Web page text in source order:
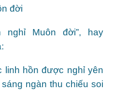
đời
nghỉ Muôn đời”, hay
linh hồn được nghỉ yên
ngàn thu chiếu soi